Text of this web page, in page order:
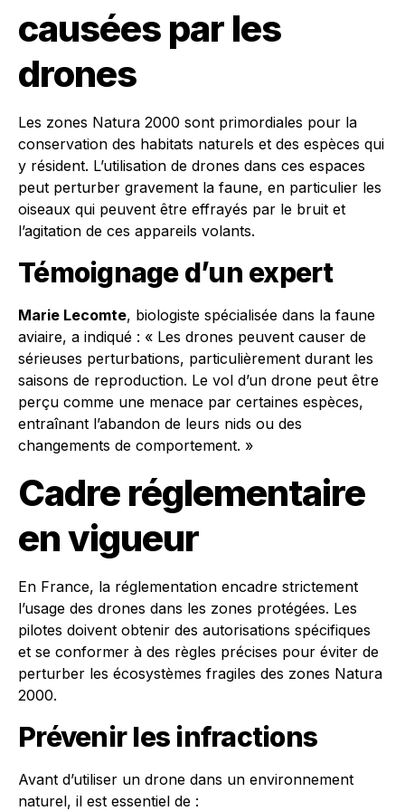
causées par les
drones
Les zones Natura 2000 sont primordiales pour la
conservation des habitats naturels et des espèces qui
y résident. L’utilisation de drones dans ces espaces
peut perturber gravement la faune, en particulier les
oiseaux qui peuvent être effrayés par le bruit et
l’agitation de ces appareils volants.
Témoignage d’un expert
Marie Lecomte, biologiste spécialisée dans la faune
aviaire, a indiqué : « Les drones peuvent causer de
sérieuses perturbations, particulièrement durant les
saisons de reproduction. Le vol d’un drone peut être
perçu comme une menace par certaines espèces,
entraînant l’abandon de leurs nids ou des
changements de comportement. »
Cadre réglementaire
en vigueur
En France, la réglementation encadre strictement
l’usage des drones dans les zones protégées. Les
pilotes doivent obtenir des autorisations spécifiques
et se conformer à des règles précises pour éviter de
perturber les écosystèmes fragiles des zones Natura
2000.
Prévenir les infractions
Avant d’utiliser un drone dans un environnement
naturel, il est essentiel de :